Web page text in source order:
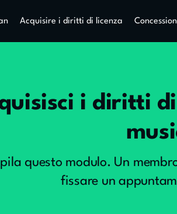
Acquisire i diritti di licenza
i diritti
questo modulo. Un
fissare un